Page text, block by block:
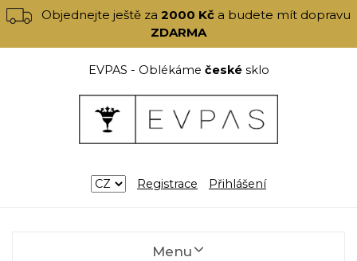
Objednejte ještě za2000 Kč a budete mít dopravu
ZDARMA
EVPAS - Oblékáme českésklo
Registrace Přihlášení
Menu